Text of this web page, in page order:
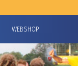
WEBSHOP